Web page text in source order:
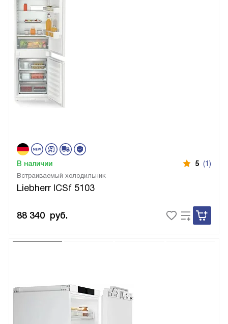
Встраиваемый холодильник
Liebherr ICSf 5103
В наличии 5 (1)
88 340 руб.